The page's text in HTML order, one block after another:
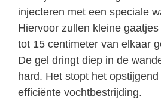
injecteren met een speciale
Hiervoor zullen kleine
tot 15 centimeter van elkaar
De gel dringt diep in de
hard. Het stopt het
efficiënte vochtbestrijding.